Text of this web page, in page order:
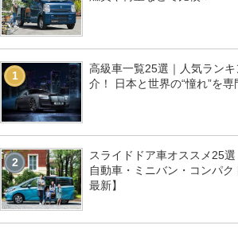
1
高級車一覧25選｜人気ラン
介！ 日本と世界の“憧れ”を専
2
スライドドア車オススメ25
自動車・ミニバン・コンパ
最新】